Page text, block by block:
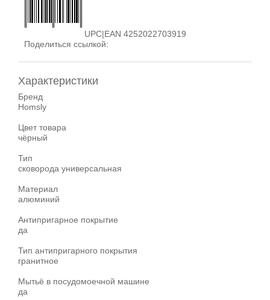
UPC|EAN 4252022703919
Поделиться ссылкой:
Характеристики
Бренд
Homsly
Цвет товара
чёрный
Тип
сковорода универсальная
Материал
алюминий
Антипригарное покрытие
да
Тип антипригарного покрытия
гранитное
Мытьё в посудомоечной машине
да